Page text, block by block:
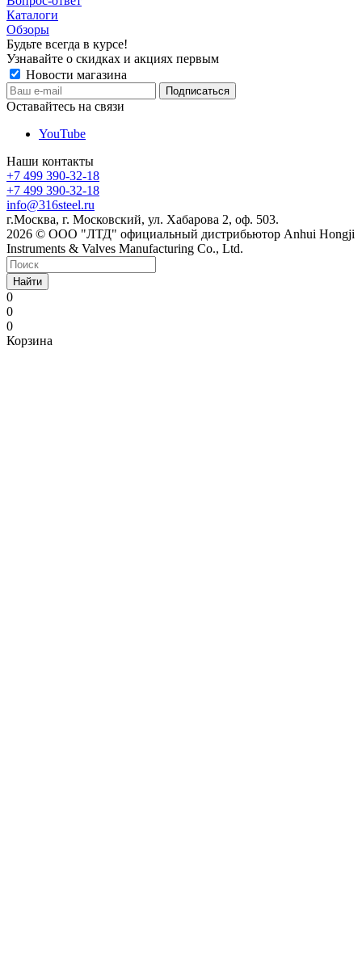
Каталоги
Обзоры
Будьте всегда в курсе!
Узнавайте о скидках и акциях первым
Новости магазина
Оставайтесь на связи
YouTube
Наши контакты
+7 499 390-32-18
+7 499 390-32-18
info@316steel.ru
г.Москва, г. Московский, ул. Хабарова 2, оф. 503.
2026 © ООО "ЛТД" официальный дистрибьютор Anhui Hongji
Instruments & Valves Manufacturing Co., Ltd.
Найти
0
0
0
Корзина